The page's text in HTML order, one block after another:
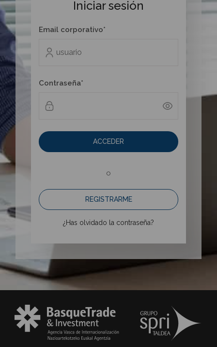
Iniciar sesión
Email corporativo*
Contraseña*
ACCEDER
o
REGISTRARME
¿Has olvidado la contraseña?